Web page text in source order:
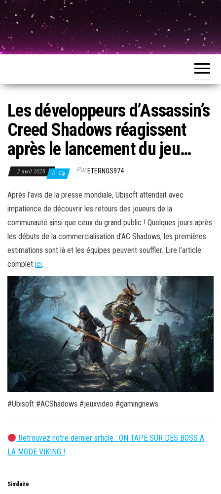
Les développeurs d’Assassin’s
Creed Shadows réagissent
après le lancement du jeu…
2 avril 2025 0 ParETERNOS974
Après l’avis de la presse mondiale, Ubisoft attendait avec
impatience de découvrir les retours des joueurs de la
communauté ainsi que ceux du grand public ! Quelques jours après
les débuts de la commercialisation d’AC Shadows, les premières
estimations sont là et les équipes peuvent souffler. Lire l’article
complet ici.
#Ubisoft #ACShadows #jeuxvideo #gamingnews
Retrouvez notre dernier article : ON TAPE SUR DES BOSS A
LA MODE VIKING !
Similaire